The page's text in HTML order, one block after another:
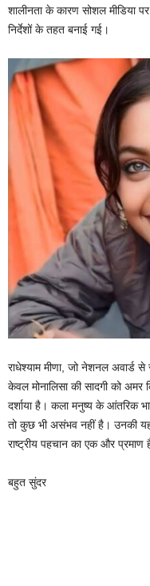
शालीनता के कारण सोशल मीडिया
निर्देशों के तहत बनाई गई।
राधेश्याम मीणा, जो नेशनल अवार्ड
केवल मोनालिसा की सादगी को
दर्शाया है। कला मनुष्य के आंतरिक
तो कुछ भी असंभव नहीं है। उनकी यह
राष्ट्रीय पहचान का एक और प्रमाण
बहुत सुंदर